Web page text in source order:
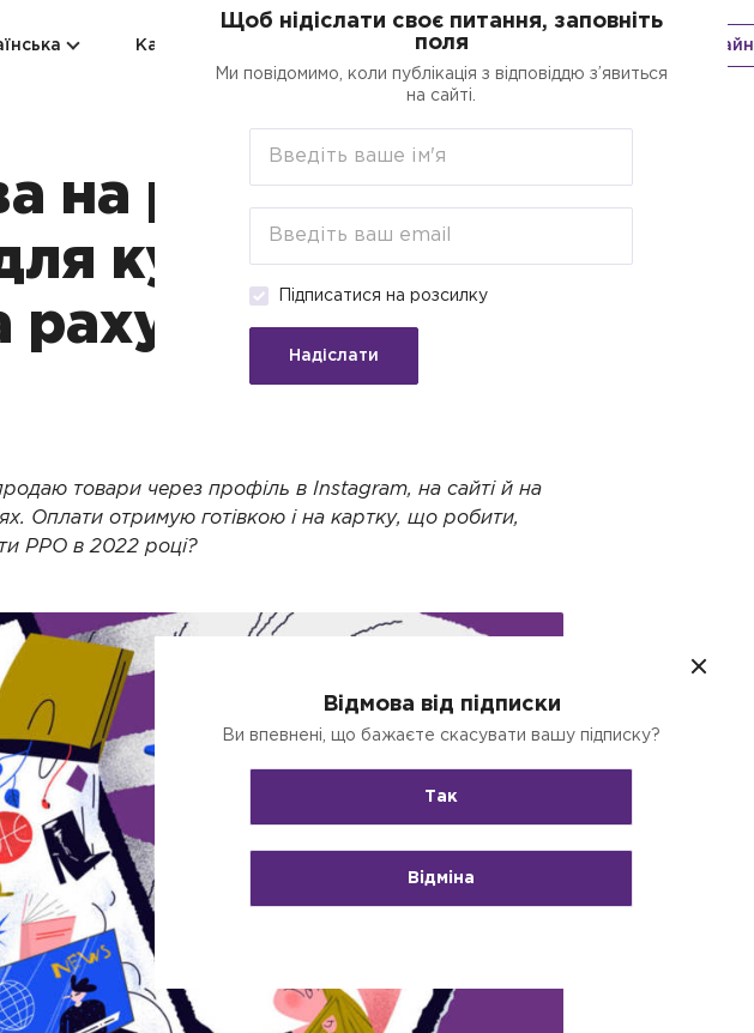
Категорії Кредити для бізнесу онлайн
на реєстрацію,
кур'єра,
рахунок ФОП
товари через профіль в Instagram, на сайті й на
Оплати отримую готівкою і на картку, що робити,
РРО в 2022 році?
Щоб нідіслати своє питання, заповніть
поля
Ми повідомимо, коли публікація з відповіддю з’явиться
на сайті.
Підписатися на розсилку
Надіслати
Відмова від підписки
Ви впевнені, що бажаєте скасувати вашу підписку?
Так
Відміна